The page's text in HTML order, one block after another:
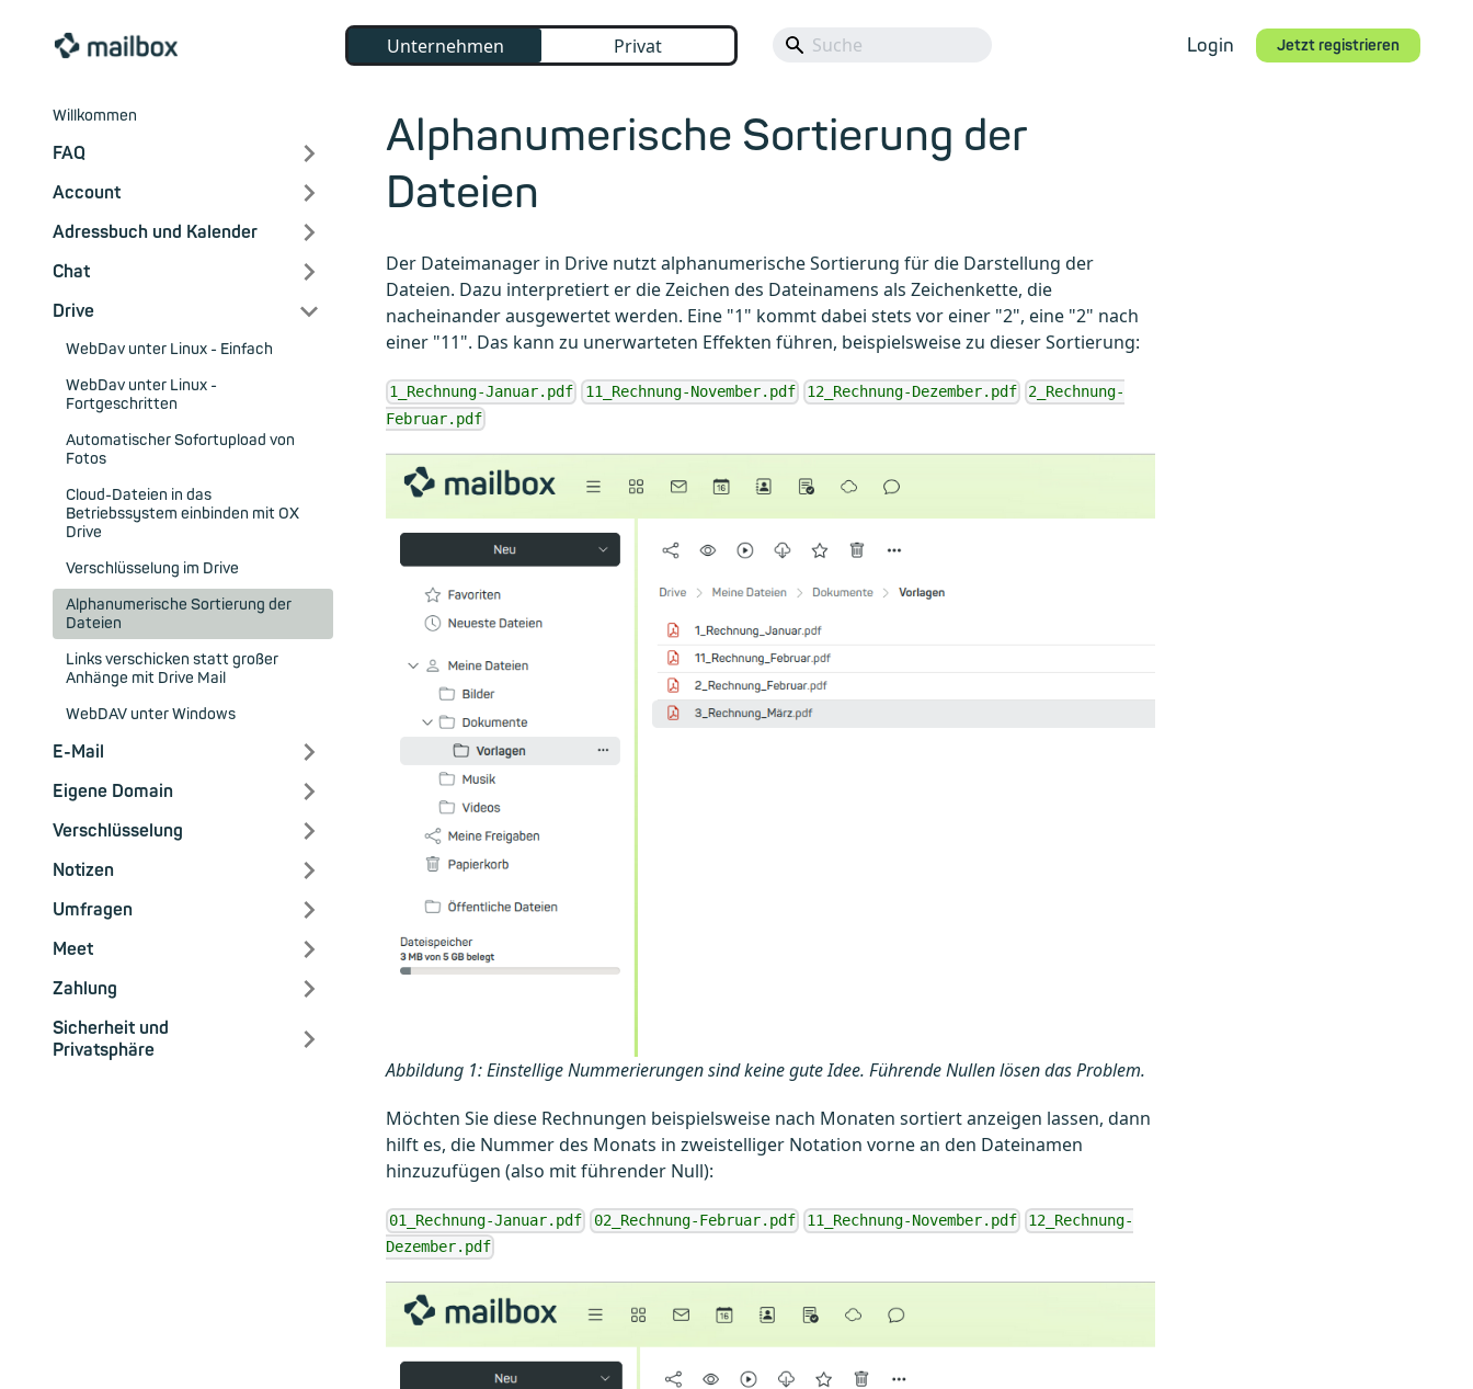
Unternehmen Privat Login Jetzt registrieren
Willkommen
FAQ
Account
Adressbuch und Kalender
Chat
Drive
WebDav unter Linux - Einfach
WebDav unter Linux -
Fortgeschritten
Automatischer Sofortupload von
Fotos
Cloud-Dateien in das
Betriebssystem einbinden mit OX
Drive
Verschlüsselung im Drive
Alphanumerische Sortierung der
Dateien
Links verschicken statt großer
Anhänge mit Drive Mail
WebDAV unter Windows
E-Mail
Eigene Domain
Verschlüsselung
Notizen
Umfragen
Meet
Zahlung
Sicherheit und
Privatsphäre
Alphanumerische Sortierung der
Dateien
Der Dateimanager in Drive nutzt alphanumerische Sortierung für die Darstellung der
Dateien. Dazu interpretiert er die Zeichen des Dateinamens als Zeichenkette, die
nacheinander ausgewertet werden. Eine "1" kommt dabei stets vor einer "2", eine "2" nach
einer "11". Das kann zu unerwarteten Effekten führen, beispielsweise zu dieser Sortierung:
1_Rechnung-Januar.pdf 11_Rechnung-November.pdf 12_Rechnung-Dezember.pdf
2_Rechnung-
Februar.pdf
Abbildung 1: Einstellige Nummerierungen sind keine gute Idee. Führende Nullen lösen das Problem.
Möchten Sie diese Rechnungen beispielsweise nach Monaten sortiert anzeigen lassen, dann
hilft es, die Nummer des Monats in zweistelliger Notation vorne an den Dateinamen
hinzuzufügen (also mit führender Null):
01_Rechnung-Januar.pdf 02_Rechnung-Februar.pdf 11_Rechnung-November.pdf
12_Rechnung-
Dezember.pdf